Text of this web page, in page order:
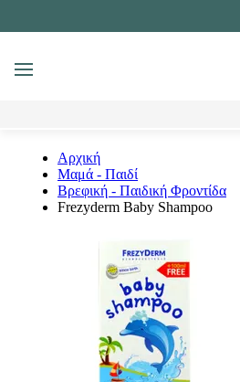
MENU
Αρχική
Μαμά - Παιδί
Βρεφική - Παιδική Φροντίδα
Frezyderm Baby Shampoo